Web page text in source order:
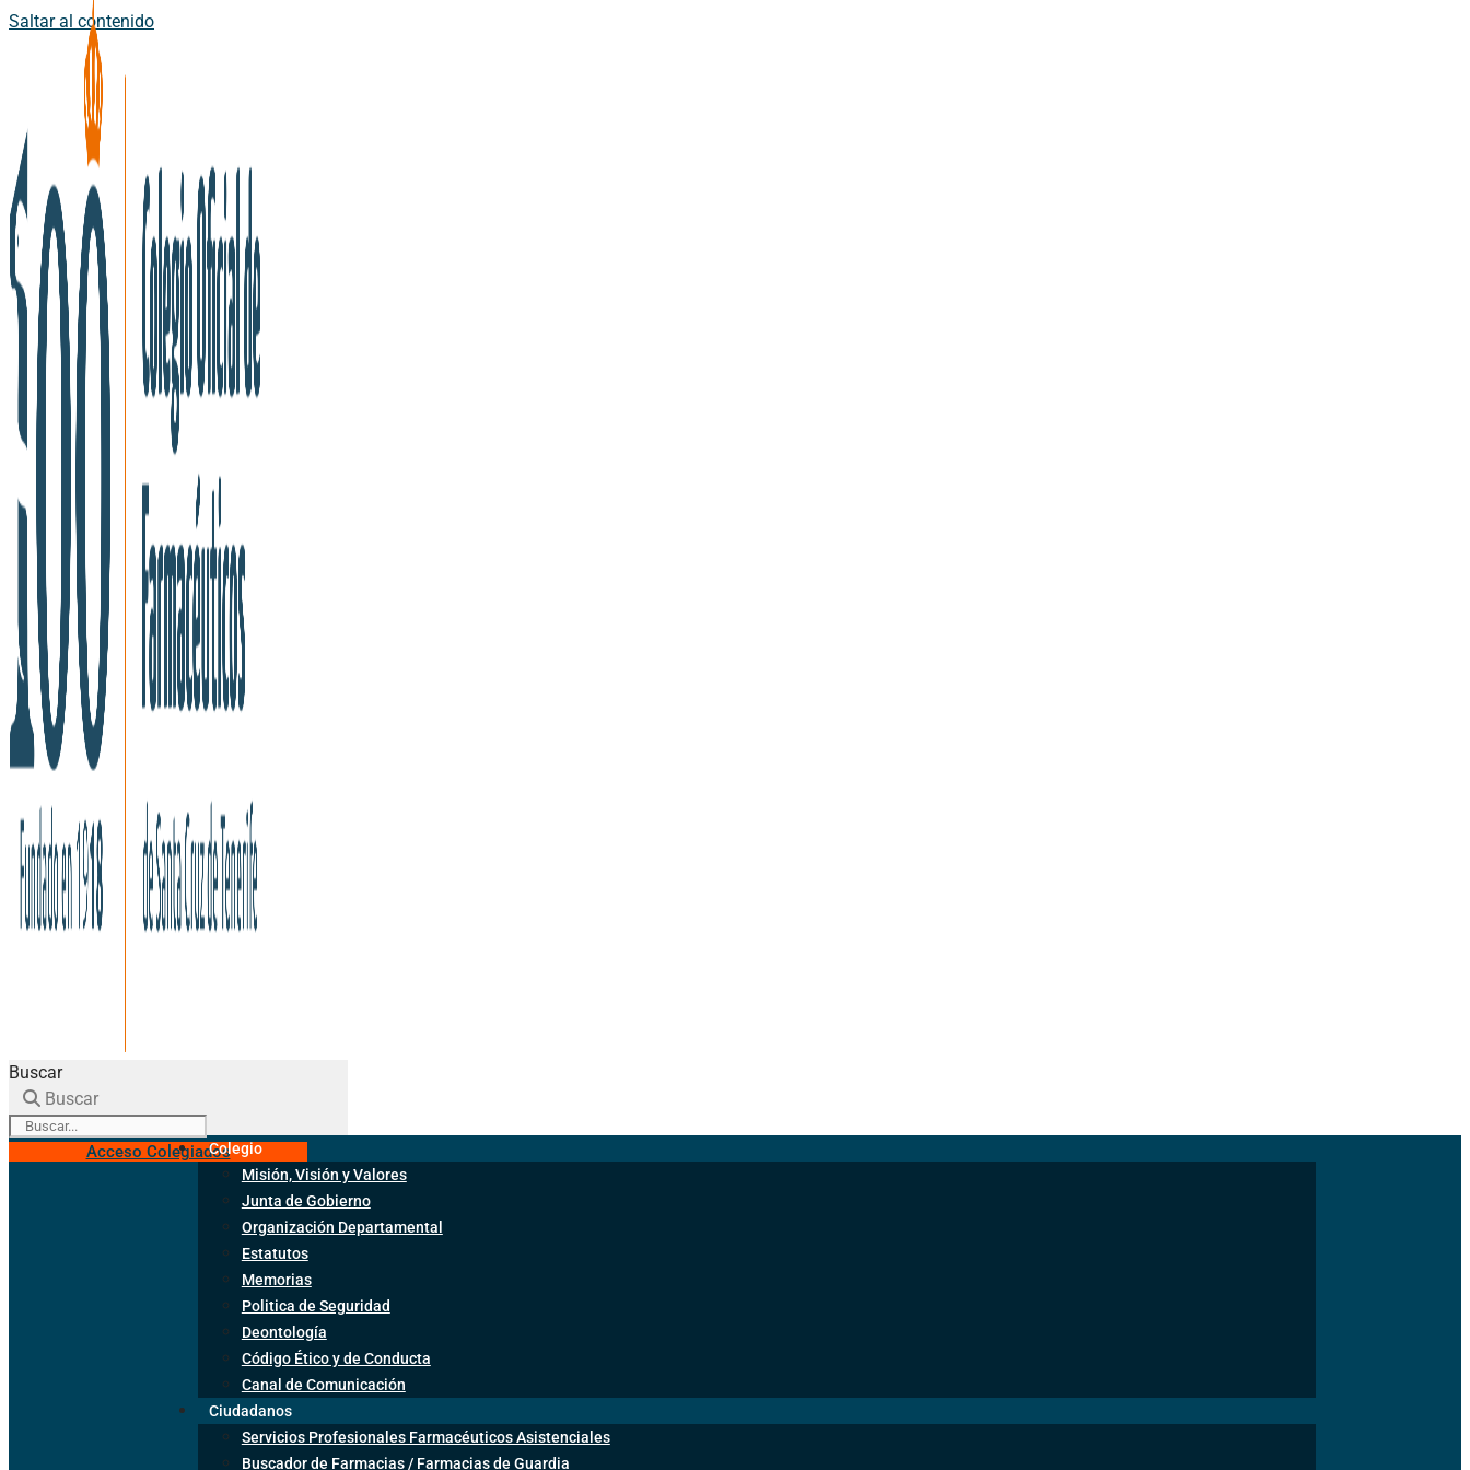
Saltar al contenido
Buscar
Buscar
Acceso ColegiadosColegio
Misión, Visión y Valores
Junta de Gobierno
Organización Departamental
Estatutos
Memorias
Politica de Seguridad
Deontología
Código Ético y de Conducta
Canal de Comunicación
Ciudadanos
Servicios Profesionales Farmacéuticos Asistenciales
Buscador de Farmacias / Farmacias de Guardia